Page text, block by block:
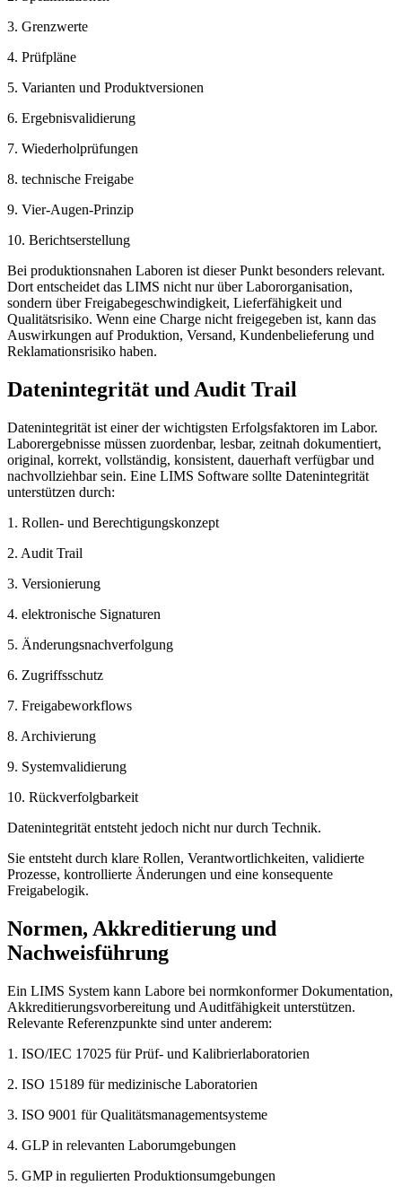
3. Grenzwerte
4. Prüfpläne
5. Varianten und Produktversionen
6. Ergebnisvalidierung
7. Wiederholprüfungen
8. technische Freigabe
9. Vier-Augen-Prinzip
10. Berichtserstellung
Bei produktionsnahen Laboren ist dieser Punkt besonders relevant.
Dort entscheidet das LIMS nicht nur über Labororganisation,
sondern über Freigabegeschwindigkeit, Lieferfähigkeit und
Qualitätsrisiko. Wenn eine Charge nicht freigegeben ist, kann das
Auswirkungen auf Produktion, Versand, Kundenbelieferung und
Reklamationsrisiko haben.
Datenintegrität und Audit Trail
Datenintegrität ist einer der wichtigsten Erfolgsfaktoren im Labor.
Laborergebnisse müssen zuordenbar, lesbar, zeitnah dokumentiert,
original, korrekt, vollständig, konsistent, dauerhaft verfügbar und
nachvollziehbar sein. Eine LIMS Software sollte Datenintegrität
unterstützen durch:
1. Rollen- und Berechtigungskonzept
2. Audit Trail
3. Versionierung
4. elektronische Signaturen
5. Änderungsnachverfolgung
6. Zugriffsschutz
7. Freigabeworkflows
8. Archivierung
9. Systemvalidierung
10. Rückverfolgbarkeit
Datenintegrität entsteht jedoch nicht nur durch Technik.
Sie entsteht durch klare Rollen, Verantwortlichkeiten, validierte
Prozesse, kontrollierte Änderungen und eine konsequente
Freigabelogik.
Normen, Akkreditierung und
Nachweisführung
Ein LIMS System kann Labore bei normkonformer Dokumentation,
Akkreditierungsvorbereitung und Auditfähigkeit unterstützen.
Relevante Referenzpunkte sind unter anderem:
1. ISO/IEC 17025 für Prüf- und Kalibrierlaboratorien
2. ISO 15189 für medizinische Laboratorien
3. ISO 9001 für Qualitätsmanagementsysteme
4. GLP in relevanten Laborumgebungen
5. GMP in regulierten Produktionsumgebungen